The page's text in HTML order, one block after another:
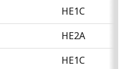
HE1C
HE2A
HE1C